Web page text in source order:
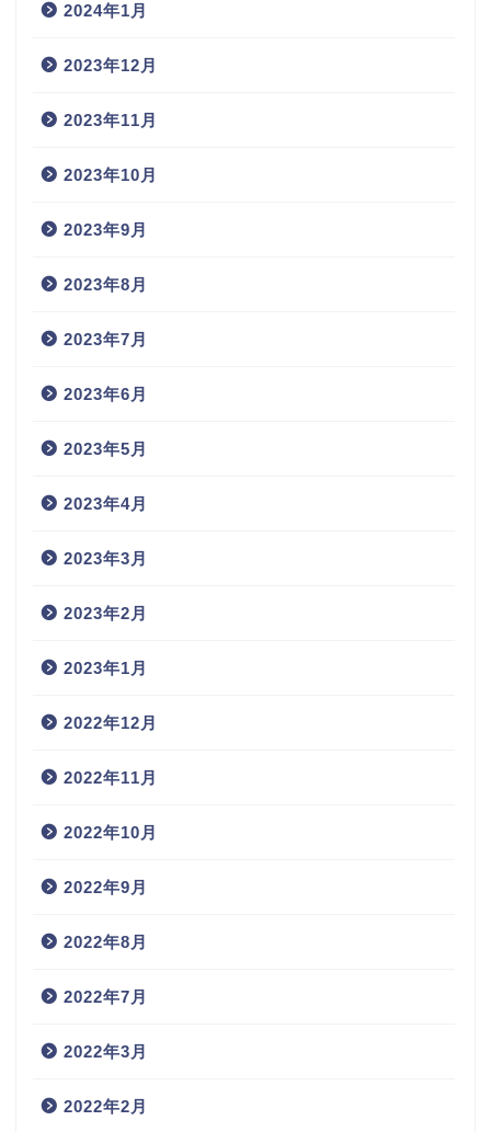
2024年1月
2023年12月
2023年11月
2023年10月
2023年9月
2023年8月
2023年7月
2023年6月
2023年5月
2023年4月
2023年3月
2023年2月
2023年1月
2022年12月
2022年11月
2022年10月
2022年9月
2022年8月
2022年7月
2022年3月
2022年2月